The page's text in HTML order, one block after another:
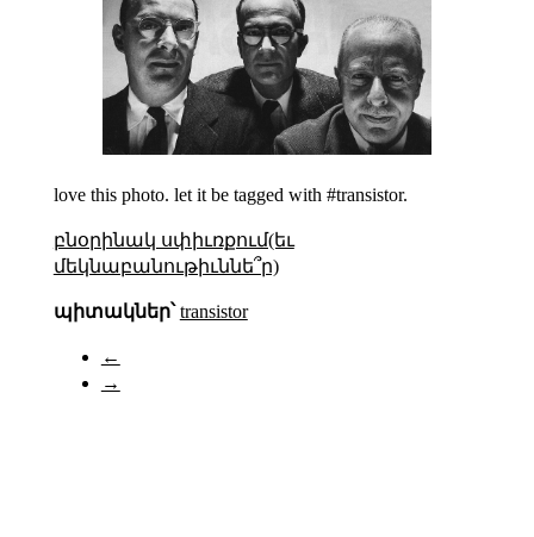
love this photo. let it be tagged with #transistor.
բնօրինակ սփիւռքում(եւ
մեկնաբանութիւննե՞ր)
պիտակներ՝ transistor
←
→